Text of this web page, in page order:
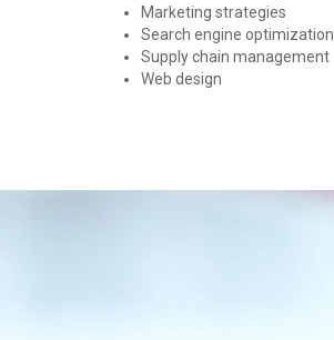
Marketing strategies
Search engine optimization
Supply chain management
Web design